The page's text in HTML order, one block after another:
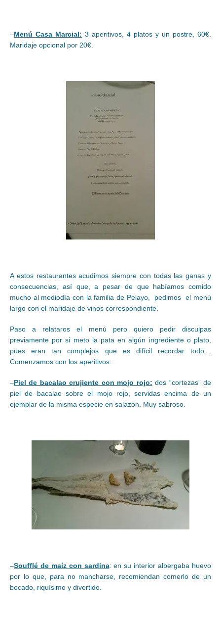
–Menú Casa Marcial: 3 aperitivos, 4 platos y un postre, 60€.
Maridaje opcional por 20€.
A estos restaurantes acudimos siempre con todas las ganas y
consecuencias, así que, a pesar de que habíamos comido
mucho al mediodía con la familia de Pelayo, pedimos el menú
largo con el maridaje de vinos correspondiente.
Paso a relataros el menú pero quiero pedir disculpas
previamente por si meto la pata en algún ingrediente o plato,
pues eran tan complejos que es difícil recordar todo…
Comenzamos con los aperitivos:
–Piel de bacalao crujiente con mojo rojo: dos “cortezas” de
piel de bacalao sobre el mojo rojo, servidas encima de un
ejemplar de la misma especie en salazón. Muy sabroso.
–Soufflé de maíz con sardina: en su interior albergaba huevo
por lo que, para no mancharse, recomiendan comerlo de un
bocado, riquísimo y divertido.